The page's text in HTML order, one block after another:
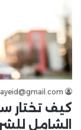
كيف تختار
الشامل